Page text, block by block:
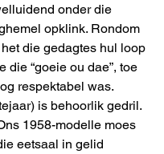
onder die
opklink. Rondom
die gedagtes hul loop
die “goeie ou dae”, toe
respektabel was.
is behoorlik gedril.
1958-modelle moes
eetsaal in gelid